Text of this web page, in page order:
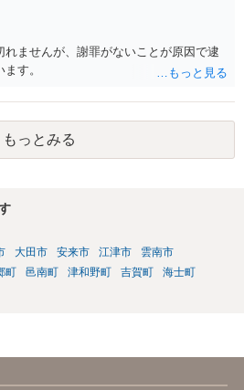
ませんが、謝罪がないことが原因で逮
す。
もっとみる
大田市 安来市 江津市
雲南市
町 邑南町 津和野町 吉賀町
海士町